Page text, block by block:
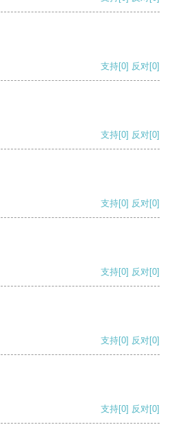
支持[0] 反对[0]
支持[0] 反对[0]
支持[0] 反对[0]
支持[0] 反对[0]
支持[0] 反对[0]
支持[0] 反对[0]